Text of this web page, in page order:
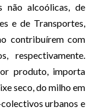
não alcoólicas, de
e de Transportes,
contribuírem com
respectivamente.
produto, importa
seco, do milho em
urbanos e